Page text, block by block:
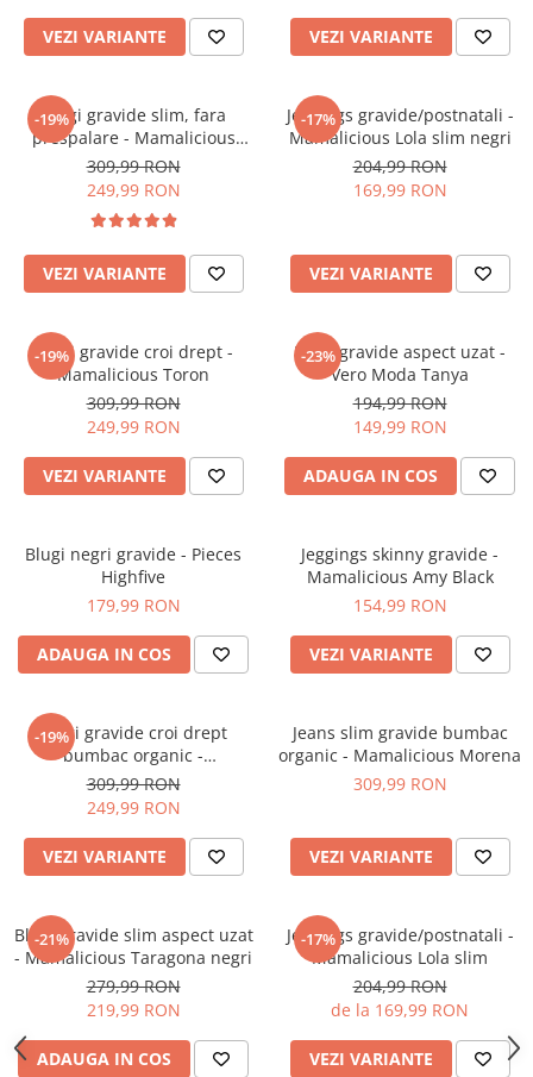
VEZI VARIANTE VEZI VARIANTE
-19%
Blugi gravide slim, fara
prespalare - Mamalicious
Dayton
309,99 RON
249,99 RON
VEZI VARIANTE
-17%
Jeggings gravide/postnatali -
Mamalicious Lola slim negri
204,99 RON
169,99 RON
VEZI VARIANTE
-19%
Blugi gravide croi drept -
Mamalicious Toron
309,99 RON
249,99 RON
VEZI VARIANTE
-23%
Blugi gravide aspect uzat -
Vero Moda Tanya
194,99 RON
149,99 RON
ADAUGA IN COS
Blugi negri gravide - Pieces
Highfive
179,99 RON
ADAUGA IN COS
Jeggings skinny gravide -
Mamalicious Amy Black
154,99 RON
VEZI VARIANTE
-19%
Blugi gravide croi drept
bumbac organic -
Mamalicious Plano
309,99 RON
249,99 RON
VEZI VARIANTE
Jeans slim gravide bumbac
organic - Mamalicious Morena
309,99 RON
VEZI VARIANTE
-21%
Blugi gravide slim aspect uzat
- Mamalicious Taragona negri
279,99 RON
219,99 RON
ADAUGA IN COS
-17%
Jeggings gravide/postnatali -
Mamalicious Lola slim
204,99 RON
de la 169,99 RON
VEZI VARIANTE